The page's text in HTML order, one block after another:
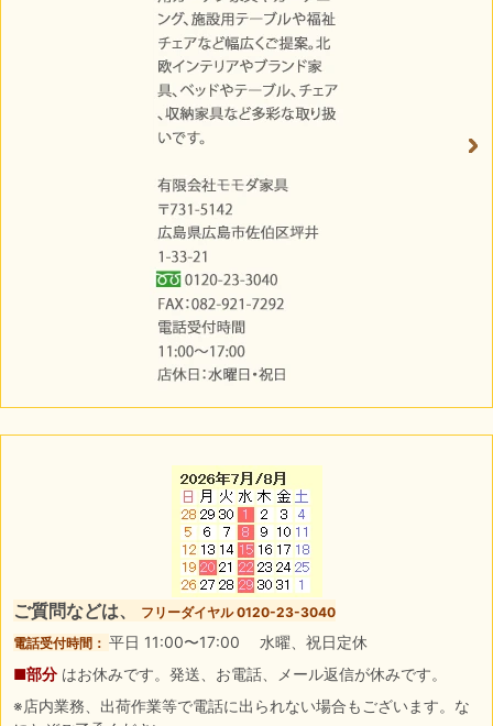
ご質問などは、
フリーダイヤル 0120-23-3040
電話受付時間： 平日 11:00〜17:00 水曜、祝日定休
■部分 はお休みです。発送、お電話、メール返信が休みです。
※店内業務、出荷作業等で電話に出られない場合もございます。な